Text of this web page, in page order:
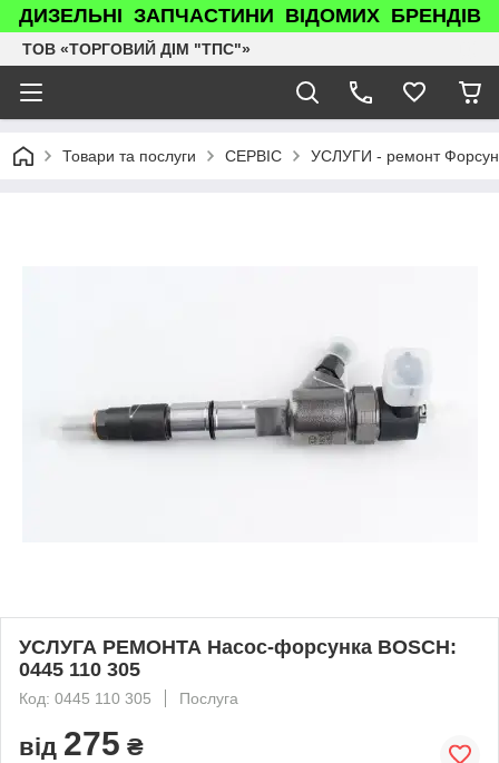
ДИЗЕЛЬНІ ЗАПЧАСТИНИ ВІДОМИХ БРЕНДІВ
ТОВ «ТОРГОВИЙ ДІМ "ТПС"»
Товари та послуги СЕРВІС УСЛУГИ - ремонт
УСЛУГА РЕМОНТА Насос-форсунка BOSCH:
0445 110 305
Код: 0445 110 305 Послуга
від 275 ₴